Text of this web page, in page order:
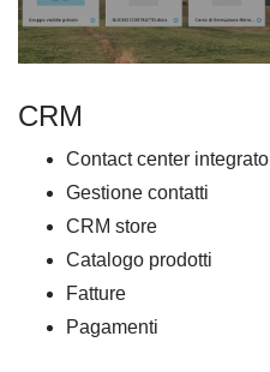
CRM
Contact center integrato
Gestione contatti
CRM store
Catalogo prodotti
Fatture
Pagamenti